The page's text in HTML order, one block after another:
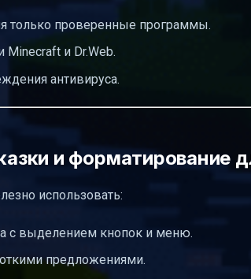
только проверенные программы.
и Dr.Web.
антивируса.
и форматирование
использовать:
с выделением кнопок и меню.
предложениями.